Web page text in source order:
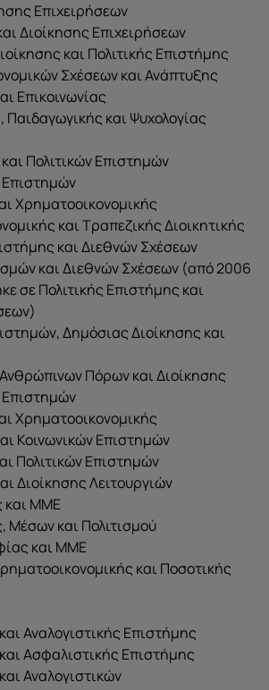
Επιχειρήσεων
Διοίκησης Επιχειρήσεων
και Πολιτικής Επιστήμης
Σχέσεων και Ανάπτυξης
Επικοινωνίας
Παιδαγωγικής και Ψυχολογίας
Πολιτικών Επιστημών
Χρηματοοικονομικής
και Τραπεζικής Διοικητικής
και Διεθνών Σχέσεων
και Διεθνών Σχέσεων (από 2006
σε Πολιτικής Επιστήμης και
Δημόσιας Διοίκησης και
Πόρων και Διοίκησης
Χρηματοοικονομικής
Κοινωνικών Επιστημών
Πολιτικών Επιστημών
Διοίκησης Λειτουργιών
και ΜΜΕ
Μέσων και Πολιτισμού
και ΜΜΕ
και Ποσοτικής
Αναλογιστικής Επιστήμης
Ασφαλιστικής Επιστήμης
Αναλογιστικών